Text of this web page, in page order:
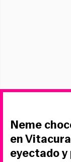
Neme
en
eyectado